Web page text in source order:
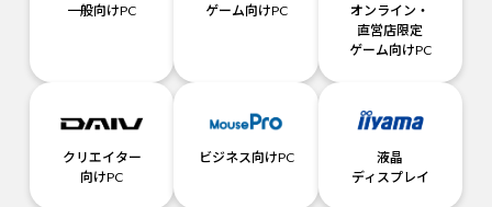
一般向けPC ゲーム向けPC
オンライン・
直営店限定
ゲーム向けPC
クリエイター
向けPC
ビジネス向けPC
液晶
ディスプレイ